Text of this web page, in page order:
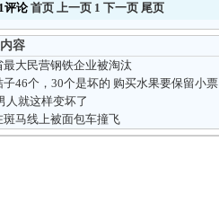
评论首页 上一页 1 下一页 尾页
容
最大民营钢铁企业被淘汰
子46个，30个是坏的 购买水果要保留小票
人就这样变坏了
斑马线上被面包车撞飞